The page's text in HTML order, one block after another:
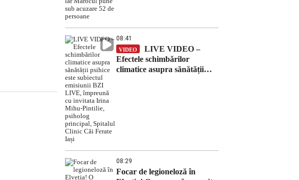
08:41
VIDEO
LIVE VIDEO –
Efectele schimbărilor
climatice asupra sănătății
08:29
Focar de legioneloză în